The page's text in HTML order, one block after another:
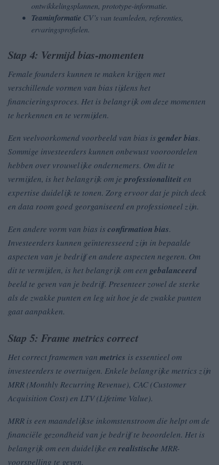
ontwikkelingsplannen, prototype-informatie.
Teaminformatie CV’s van teamleden, referenties,
ervaringsprofielen.
Stap 4: Vermijd bias-momenten
Female founders kunnen te maken krijgen met
verschillende vormen van bias tijdens het
financieringsproces. Het is belangrijk om deze momenten
te herkennen en te vermijden.
Een veelvoorkomend voorbeeld van bias is gender bias.
Sommige investeerders kunnen onbewust vooroordelen
hebben over vrouwelijke ondernemers. Om dit te
vermijden, is het belangrijk om je professionaliteiten
expertise duidelijk te tonen. Zorg ervoor dat je pitch deck
en data room goed georganiseerd en professioneel zijn.
Een andere vorm van bias is confirmation bias.
Investeerders kunnen geïnteresseerd zijn in bepaalde
aspecten van je bedrijf en andere aspecten negeren. Om
dit te vermijden, is het belangrijk om een gebalanceerd
beeld te geven van je bedrijf. Presenteer zowel de sterke
als de zwakke punten en leg uit hoe je de zwakke punten
gaat aanpakken.
Stap 5: Frame metrics correct
Het correct framemen van metrics is essentieel om
investeerders te overtuigen. Enkele belangrijke metrics zijn
MRR (Monthly Recurring Revenue), CAC(Customer
Acquisition Cost) en LTV(Lifetime Value).
MRR is een maandelijkse inkomstenstroom die helpt om de
financiële gezondheid van je bedrijf te beoordelen. Het is
belangrijk om een duidelijke en realistische MRR-
voorspelling te geven.